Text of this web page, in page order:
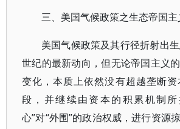
三、美国气候政策之生态帝国
美国气候政策及其行径折射出
世纪的最新动向，但无论帝国主义
变化，本质上依然没有超越垄断
段，并继续由资本的积累机制所
心”对“外围”的政治权威，进行资源